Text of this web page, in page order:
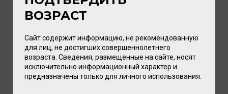
Соус/ бальзамический
ВОЗРАСТ
Сайт содержит информацию, не рекомендованную
для лиц, не достигших совершеннолетнего
возраста. Сведения, размещенные на сайте, носят
исключительно информационный характер и
предназначены только для личного использования.